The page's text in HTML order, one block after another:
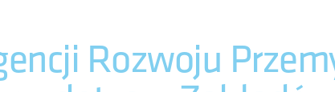
Rozwoju